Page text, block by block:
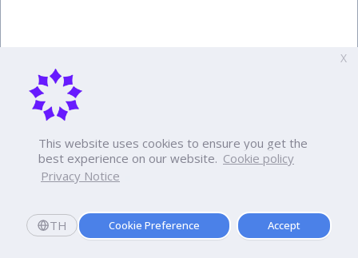
This website uses cookies to ensure you get the
best experience on our website. Cookie policy
Privacy Notice
TH Cookie Preference Accept
X